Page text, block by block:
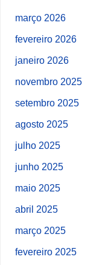
março 2026
fevereiro 2026
janeiro 2026
novembro 2025
setembro 2025
agosto 2025
julho 2025
junho 2025
maio 2025
abril 2025
março 2025
fevereiro 2025